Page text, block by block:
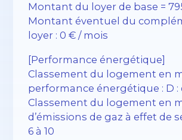
Montant du loyer de base =
Montant éventuel du
loyer : 0 € / mois
[Performance énergétique]
Classement du logement en
performance énergétique : D :
Classement du logement en
d’émissions de gaz à effet de
6 à 10